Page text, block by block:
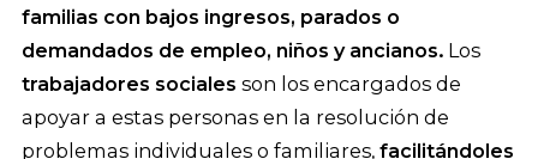
familias con bajos ingresos, parados o
demandados de empleo, niños y ancianos. Los
trabajadores sociales son los encargados de
apoyar a estas personas en la resolución de
problemas individuales o familiares, facilitándoles